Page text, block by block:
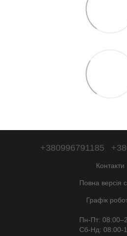
+380996791185
Контакти
Повна версія
Графік
Пн-Пт:
Сб-Нд: 08:00-